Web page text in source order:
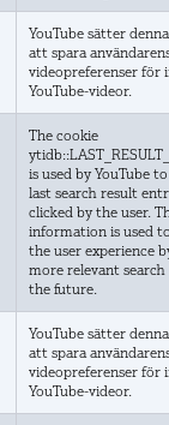
YouTube sätter
att spara
videopreferenser för
YouTube-videor.
The cookie
is used by YouTube
last search result
clicked by the user.
information is used
the user experience
more relevant
the future.
YouTube sätter
att spara
videopreferenser för
YouTube-videor.